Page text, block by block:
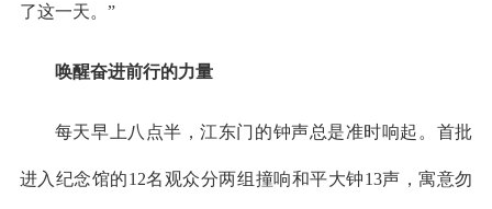
了这一天。”
唤醒奋进前行的力量
每天早上八点半，江东门的钟声总是准时响起。首批
进入纪念馆的12名观众分两组撞响和平大钟13声，寓意勿